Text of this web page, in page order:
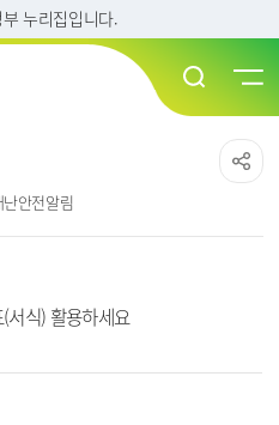
누리집입니다.
난안전알림
서식) 활용하세요